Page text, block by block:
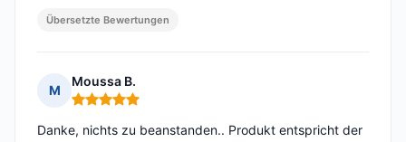
Übersetzte Bewertungen
M
Moussa B.
Hinweis: 5 von 5
Danke, nichts zu beanstanden.. Produkt entspricht der